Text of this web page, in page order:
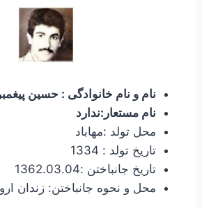
نام و نام خانوادگی : حسین
نام مستعار:ندارد
محل تولد :مهاباد
تاریخ تولد : 1334
تاریخ جانباختن :1362.03.04
محل و نحوه جانباختن: زندان